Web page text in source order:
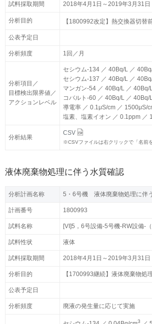
試料採取期間 2018年4月1日～2019年3月31日
分析目的 【1800992改定】熱交換器切替
公表予定日
分析頻度 1回／月
分析項目／
目標検出限界値／
アクションレベル
セシウム-134 ／ 40Bq/L ／
セシウム-137 ／ 40Bq/L ／
マンガン-54 ／ 40Bq/L ／ 40Bq/
コバルト-60 ／ 40Bq/L ／ 40Bq/
導電率 ／ 0.1μS/cm ／ 1500μS/
塩素、塩素イオン ／ 0.1ppm ／
分析結果
CSV
※CSVファイルは右クリックで「名前
試料採取期間 2018年4月1日～2019年3月31日
分析目的 【1800992改定】熱交換器切替
公表予定日
分析頻度 1回／月
分析項目／
目標検出限界値／
アクションレベル
セシウム-134 ／ 40Bq/L ／
セシウム-137 ／ 40Bq/L ／
マンガン-54 ／ 40Bq/L ／ 40Bq/
コバルト-60 ／ 40Bq/L ／ 40Bq/
導電率 ／ 0.1μS/cm ／ 1500μS/
塩素、塩素イオン ／ 0.1ppm ／
分析結果
CSV
※CSVファイルは右クリックで「名前
液体廃棄物処理に伴う水質確認
分析計画名称 5・6号機 液体廃棄物処理に伴
計画番号 1800993
試料名称 [VI]5，6号設備-5号機-RW設備-
試料性状 液体
試料採取期間 2018年4月1日～2019年3月31日
分析目的 【1700993継続】液体廃棄物処
公表予定日
分析頻度 廃液の発生量に応じて実施
3
分析計画名称 5・6号機 液体廃棄物処理に伴
計画番号 1800993
試料名称 [VI]5，6号設備-5号機-RW設備-
試料性状 液体
試料採取期間 2018年4月1日～2019年3月31日
分析目的 【1700993継続】液体廃棄物処
公表予定日
分析頻度 廃液の発生量に応じて実施
3